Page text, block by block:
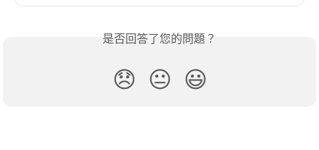
是否回答了您的問題？
😞 😐 😃